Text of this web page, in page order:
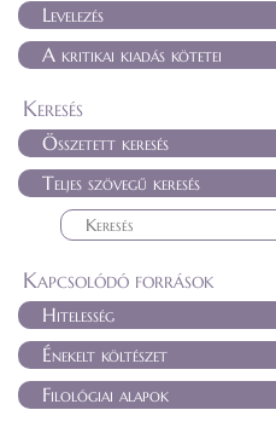
Levelezés
A kritikai kiadás kötetei
Keresés
Összetett keresés
Teljes szövegű keresés
Kapcsolódó források
Hitelesség
Énekelt költészet
Filológiai alapok